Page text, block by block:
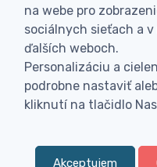
na webe pro
sociálnych sieťach a
ďalších weboch.
Personalizáciu a
podrobne nastaviť
kliknutí na tlačidlo
Akceptujem